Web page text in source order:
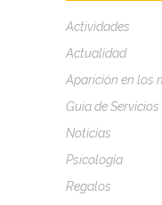
Actividades
Actualidad
Aparición en los
Guía de Servicios
Noticias
Psicología
Regalos